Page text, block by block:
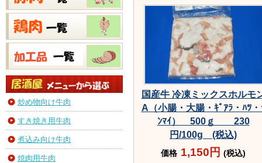
炒め物向け牛肉
すき焼き用牛肉
煮込み向け牛肉
焼肉用牛肉
国産牛 冷凍ミックスホルモ
A（小腸・大腸・ｷﾞｱﾗ・ﾊﾂ・
ﾝﾏｲ） 500ｇ 230
円/100g (税込)
価格 1,150円 (税込)